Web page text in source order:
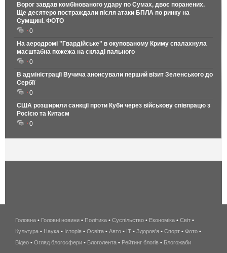
Ворог завдав комбінованого удару по Сумах, двоє поранених.
Ще десятеро постраждали після атаки БПЛА по ринку на
Сумщині. ФОТО
0
На аеродромі "Гвардійське" в окупованому Криму спалахнула
масштабна пожежа на складі пального
0
В адміністрації Вучича анонсували перший візит Зеленського до
Сербії
0
США розширили санкції проти Куби через військову співпрацю з
Росією та Китаєм
0
беспроводной
интернет
киев
Головна • Головні новини • Політика • Суспільство • Економіка • Світ •
Культура • Наука • Історія • Освіта • Авто • IT • Здоров'я • Спорт • Фото •
Відео • Огляд блогосфери • Блоголента • Рейтинг блогів • Блогожаби